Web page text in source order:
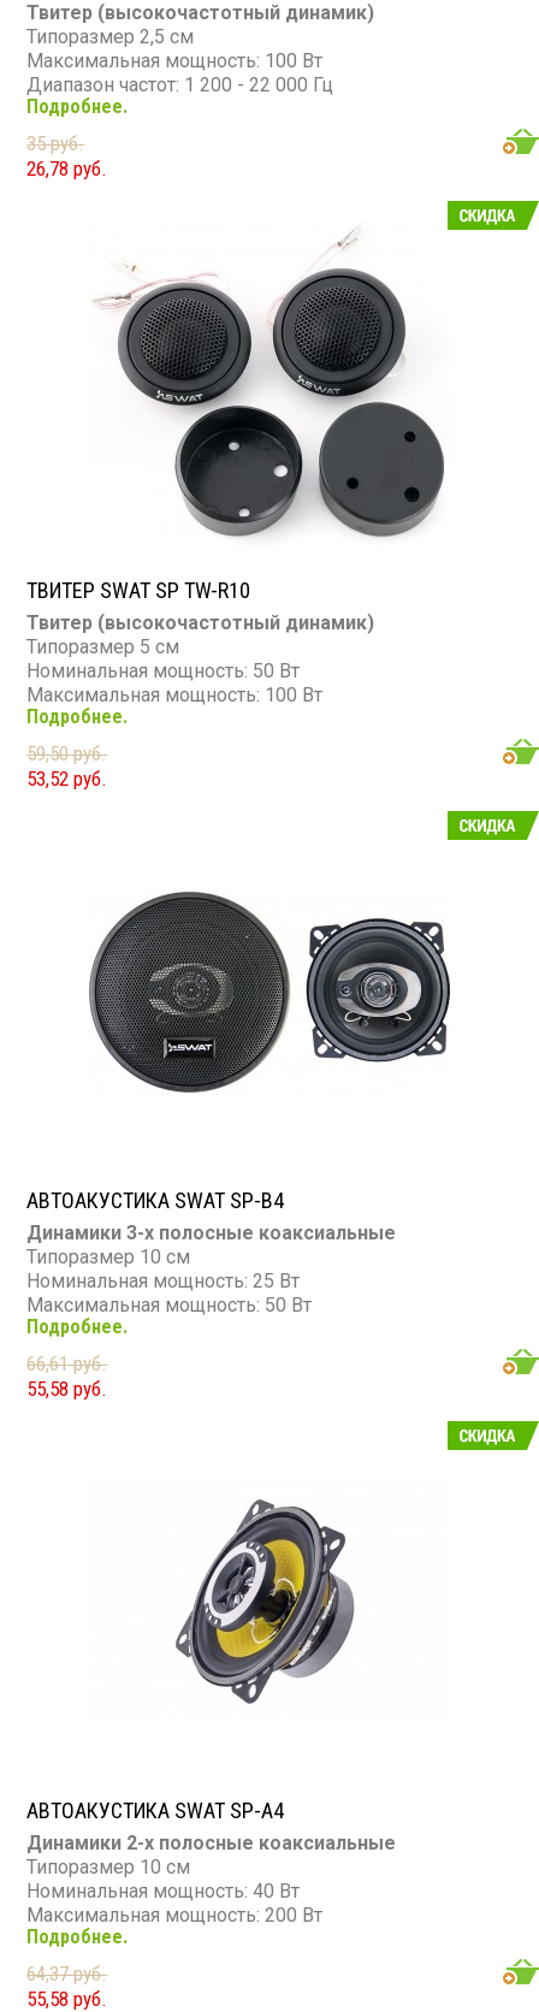
Твитер (высокочастотный динамик)
Типоразмер 2,5 см
Максимальная мощность: 100 Вт
Диапазон частот: 1 200 - 22 000 Гц
Чувствительность: 91 дБ
Сопротивление: 4 Ом
Подробнее.
35 руб.
26,78 руб.
ТВИТЕР SWAT SP TW-R10
Твитер (высокочастотный динамик)
Типоразмер 5 см
Номинальная мощность: 50 Вт
Максимальная мощность: 100 Вт
Диапазон частот: 1 200 - 20 000 Гц
Чувствительность: 93 дБ
Сопротивление: 4 Ом
Подробнее.
59,50 руб.
53,52 руб.
АВТОАКУСТИКА SWAT SP-B4
Динамики 3-х полосные коаксиальные
Типоразмер 10 см
Номинальная мощность: 25 Вт
Максимальная мощность: 50 Вт
Диапазон частот: 50 - 20 000 Гц
Чувствительность: 89 дБ
Сопротивление: 4 Ом
Подробнее.
66,61 руб.
55,58 руб.
АВТОАКУСТИКА SWAT SP-A4
Динамики 2-х полосные коаксиальные
Типоразмер 10 см
Номинальная мощность: 40 Вт
Максимальная мощность: 200 Вт
Диапазон частот: 80 - 20 000 Гц
Чувствительность: 86 дБ
Сопротивление: 4 Ом
Подробнее.
64,37 руб.
55,58 руб.